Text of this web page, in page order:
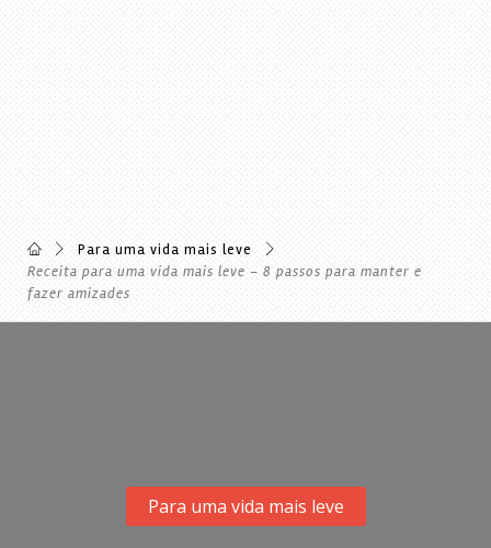
Para uma vida mais leve
Receita para uma vida mais leve – 8 passos para manter e
fazer amizades
Para uma vida mais leve